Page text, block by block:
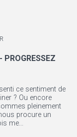
ce sentiment de
? Ou encore
pleinement
procure un
me...